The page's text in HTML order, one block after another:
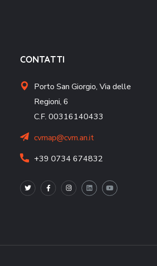
CONTATTI
Porto San Giorgio, Via delle
Regioni, 6
C.F. 00316140433
cvmap@cvm.an.it
+39 0734 674832